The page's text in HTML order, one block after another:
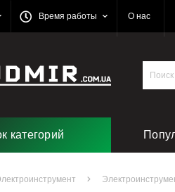
Время работы О нас
категорий